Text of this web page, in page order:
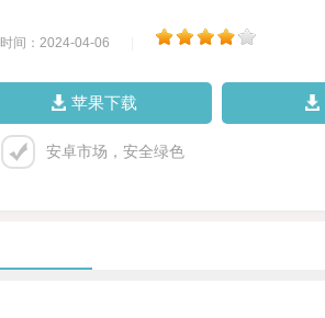
时间：2024-04-06
苹果下载
安卓市场，安全绿色